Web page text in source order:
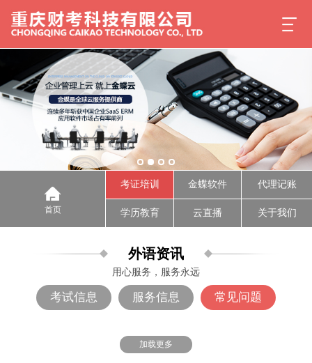
首页
考证培训 金蝶软件 代理记账
学历教育 云直播 关于我们
外语资讯
用心服务，服务永远
考试信息 服务信息 常见问题
加载更多